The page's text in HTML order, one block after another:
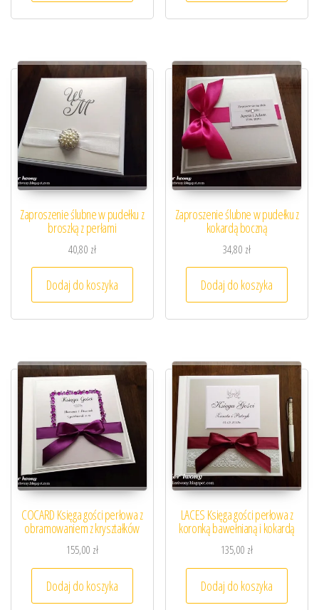
Zaproszenie ślubne w pudełku z
broszką z perłami
40,80 zł
Dodaj do koszyka
Zaproszenie ślubne w pudełku z
kokardą boczną
34,80 zł
Dodaj do koszyka
COCARD Księga gości perłowa z
obramowaniem z kryształków
155,00 zł
Dodaj do koszyka
LACES Księga gości perłowa z
koronką bawełnianą i kokardą
135,00 zł
Dodaj do koszyka